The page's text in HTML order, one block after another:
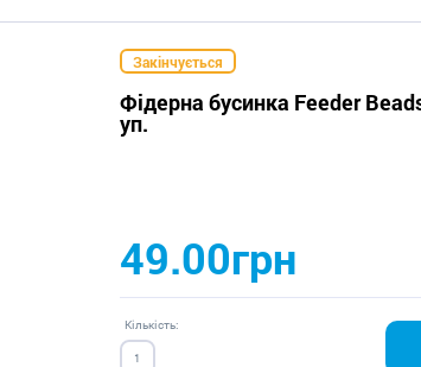
Закінчується
Фідерна бусинка Feeder
уп.
49.00грн
Кількість: